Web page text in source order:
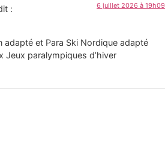
: 6 juillet 2026 à 19h09
adapté et Para Ski Nordique adapté
Jeux paralympiques d’hiver